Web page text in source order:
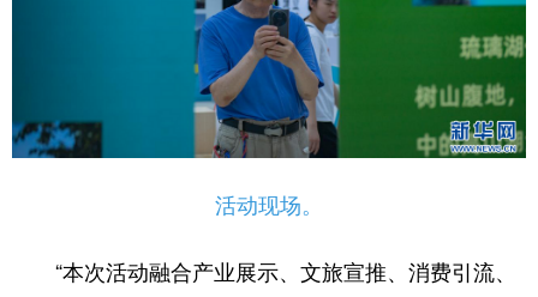
活动现场。
“本次活动融合产业展示、文旅宣推、消费引流、